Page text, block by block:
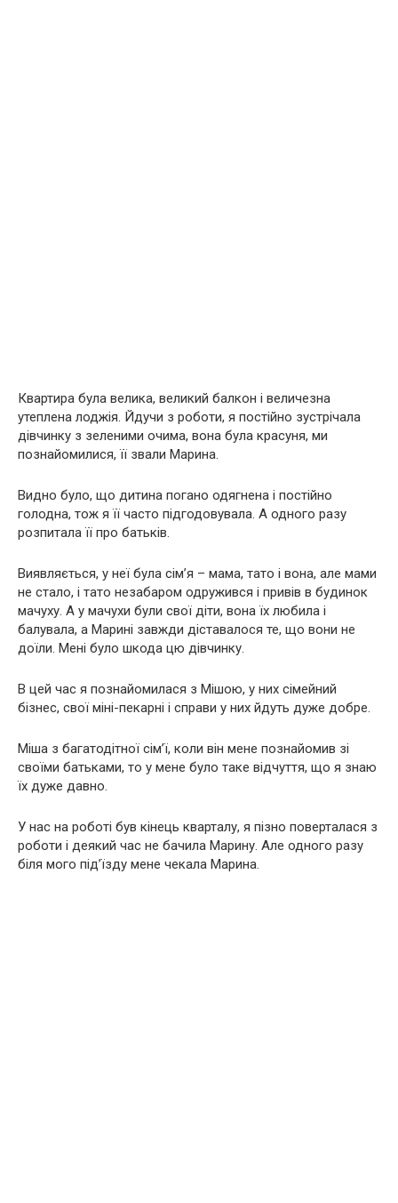
Квартира була велика, великий балкон і величезна
утеплена лоджія. Йдучи з роботи, я постійно зустрічала
дівчинку з зеленими очима, вона була красуня, ми
познайомилися, її звали Марина.
Видно було, що дитина погано одягнена і постійно
голодна, тож я її часто підгодовувала. А одного разу
розпитала її про батьків.
Виявляється, у неї була сім’я – мама, тато і вона, але мами
не стало, і тато незабаром одружився і привів в будинок
мачуху. А у мачухи були свої діти, вона їх любила і
балувала, а Марині завжди діставалося те, що вони не
доїли. Мені було шкода цю дівчинку.
В цей час я познайомилася з Мішою, у них сімейний
бізнес, свої міні-пекарні і справи у них йдуть дуже добре.
Міша з багатодітної сім’ї, коли він мене познайомив зі
своїми батьками, то у мене було таке відчуття, що я знаю
їх дуже давно.
У нас на роботі був кінець кварталу, я пізно поверталася з
роботи і деякий час не бачила Марину. Але одного разу
біля мого під’їзду мене чекала Марина.